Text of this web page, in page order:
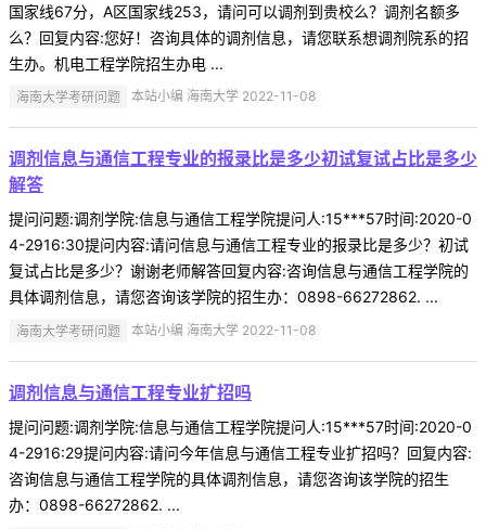
国家线67分，A区国家线253，请问可以调剂到贵校么？调剂名额多
么？回复内容:您好！咨询具体的调剂信息，请您联系想调剂院系的招
生办。机电工程学院招生办电 ...
海南大学考研问题 本站小编 海南大学 2022-11-08
调剂信息与通信工程专业的报录比是多少初试复试占比是多少
解答
提问问题:调剂学院:信息与通信工程学院提问人:15***57时间:2020-0
4-2916:30提问内容:请问信息与通信工程专业的报录比是多少？初试
复试占比是多少？谢谢老师解答回复内容:咨询信息与通信工程学院的
具体调剂信息，请您咨询该学院的招生办：0898-66272862. ...
海南大学考研问题 本站小编 海南大学 2022-11-08
调剂信息与通信工程专业扩招吗
提问问题:调剂学院:信息与通信工程学院提问人:15***57时间:2020-0
4-2916:29提问内容:请问今年信息与通信工程专业扩招吗？回复内容:
咨询信息与通信工程学院的具体调剂信息，请您咨询该学院的招生
办：0898-66272862. ...